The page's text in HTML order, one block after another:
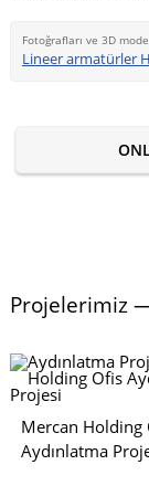
Fotoğrafları ve 3D
Lineer armatürler
Projelerimiz
Mercan Holding
Aydınlatma